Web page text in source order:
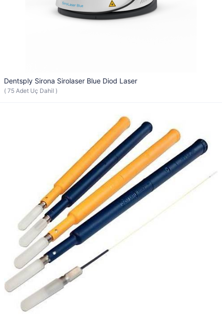
Dentsply Sirona Sirolaser Blue Diod Laser
( 75 Adet Uç Dahil )